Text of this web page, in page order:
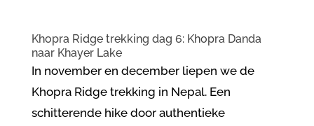
Khopra Ridge trekking dag 6: Khopra Danda
naar Khayer Lake
In november en december liepen we de
Khopra Ridge trekking in Nepal. Een
schitterende hike door authentieke